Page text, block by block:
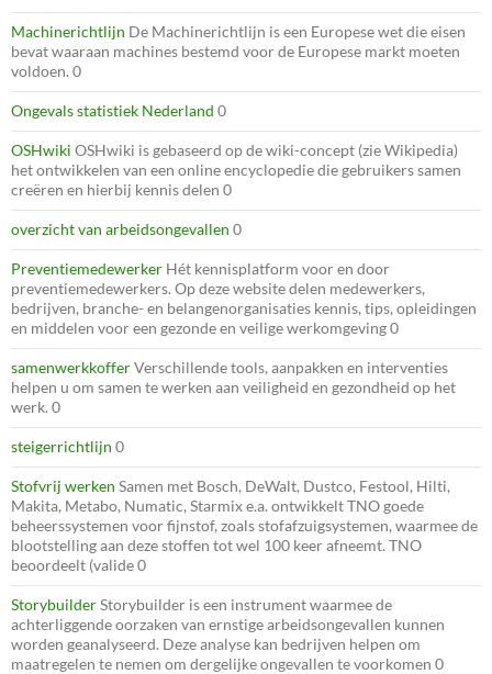
Machinerichtlijn De Machinerichtlijn is een Europese wet die eisen
bevat waaraan machines bestemd voor de Europese markt moeten
voldoen. 0
Ongevals statistiek Nederland 0
OSHwiki OSHwiki is gebaseerd op de wiki-concept (zie Wikipedia)
het ontwikkelen van een online encyclopedie die gebruikers samen
creëren en hierbij kennis delen 0
overzicht van arbeidsongevallen 0
Preventiemedewerker Hét kennisplatform voor en door
preventiemedewerkers. Op deze website delen medewerkers,
bedrijven, branche- en belangenorganisaties kennis, tips, opleidingen
en middelen voor een gezonde en veilige werkomgeving 0
samenwerkkofferVerschillende tools, aanpakken en interventies
helpen u om samen te werken aan veiligheid en gezondheid op het
werk. 0
steigerrichtlijn 0
Stofvrij werken Samen met Bosch, DeWalt, Dustco, Festool, Hilti,
Makita, Metabo, Numatic, Starmix e.a. ontwikkelt TNO goede
beheerssystemen voor fijnstof, zoals stofafzuigsystemen, waarmee de
blootstelling aan deze stoffen tot wel 100 keer afneemt. TNO
beoordeelt (valide 0
StorybuilderStorybuilder is een instrument waarmee de
achterliggende oorzaken van ernstige arbeidsongevallen kunnen
worden geanalyseerd. Deze analyse kan bedrijven helpen om
maatregelen te nemen om dergelijke ongevallen te voorkomen 0